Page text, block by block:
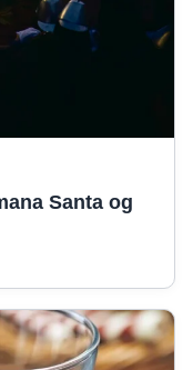
Santa og